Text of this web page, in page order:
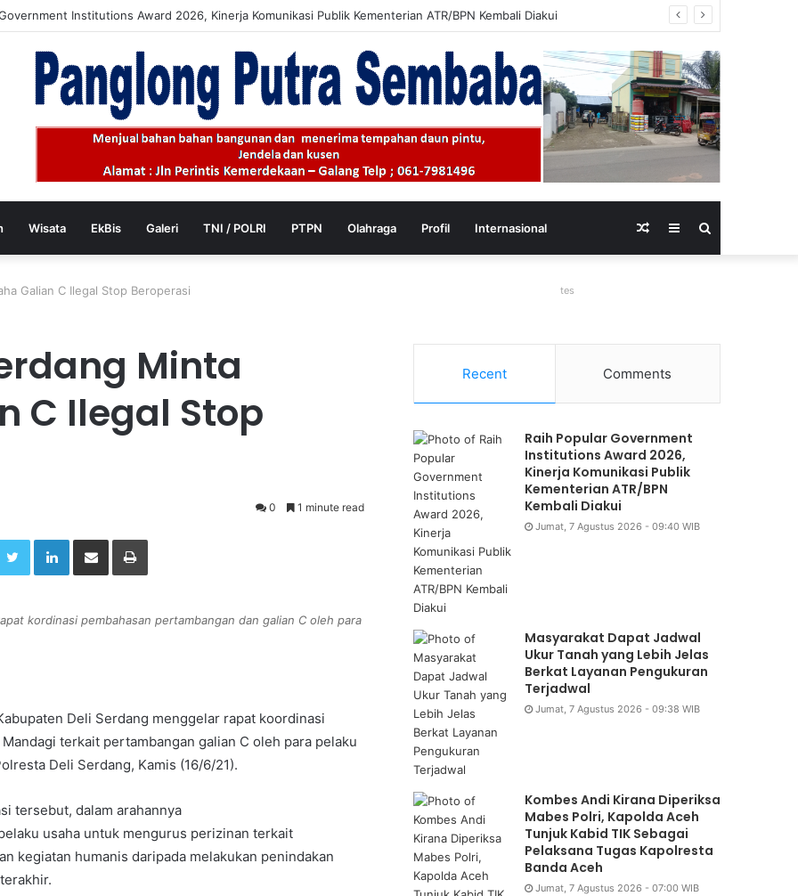
Jadwal Ukur Tanah yang Lebih Jelas Berkat Layanan Pengukuran Terjadwal
Wisata EkBis Galeri TNI / POLRI PTPN Olahraga Profil Internasional Sidebar
Random
Galian C Ilegal Stop Beroperasi
Minta
C Ilegal Stop
0 1 minute read
Twitter LinkedIn
kordinasi pembahasan pertambangan dan galian C oleh para
Deli Serdang menggelar rapat koordinasi
terkait pertambangan galian C oleh para pelaku
Deli Serdang, Kamis (16/6/21).
tersebut, dalam arahannya
usaha untuk mengurus perizinan terkait
kegiatan humanis daripada melakukan penindakan
tes
Recent Comments
Raih Popular Government
Institutions Award 2026,
Kinerja Komunikasi Publik
Kementerian ATR/BPN
Kembali Diakui
Jumat, 7 Agustus 2026 - 09:40 WIB
Masyarakat Dapat Jadwal
Ukur Tanah yang Lebih Jelas
Berkat Layanan Pengukuran
Terjadwal
Jumat, 7 Agustus 2026 - 09:38 WIB
Kombes Andi Kirana Diperiksa
Mabes Polri, Kapolda Aceh
Tunjuk Kabid TIK Sebagai
Pelaksana Tugas Kapolresta
Banda Aceh
Jumat, 7 Agustus 2026 - 07:00 WIB